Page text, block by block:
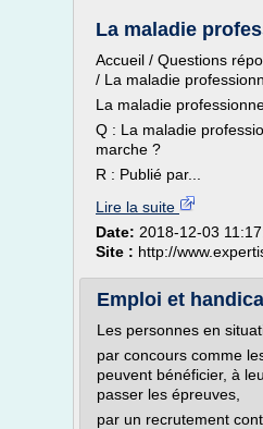
La maladie
Accueil / Questions
/ La maladie
La maladie
Q : La maladie
marche ?
R : Publié par...
Lire la suite
Date: 2018-12-03
Site : http://
Emploi et
Les personnes en
par concours comme
peuvent bénéficier, à
passer les épreuves,
par un recrutement